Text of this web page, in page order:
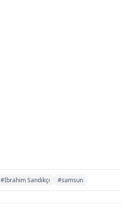
#İbrahim Sandıkçı #samsun